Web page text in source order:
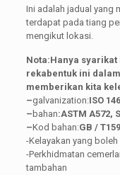
Ini adalah jadual yang
terdapat pada tiang
mengikut lokasi.
Nota:Hanya
rekabentuk ini
memberikan kita
–galvanization:ISO
– bahan:ASTM A572,
–Kod bahan:GB /
-Kelayakan yang
-Perkhidmatan
tambahan